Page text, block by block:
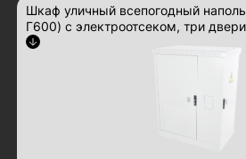
Шкаф уличный всепогодный
Г600) с электроотсеком, три двери
развернуть описание
Арт.: ШТВ-2-36.10.6-43А3